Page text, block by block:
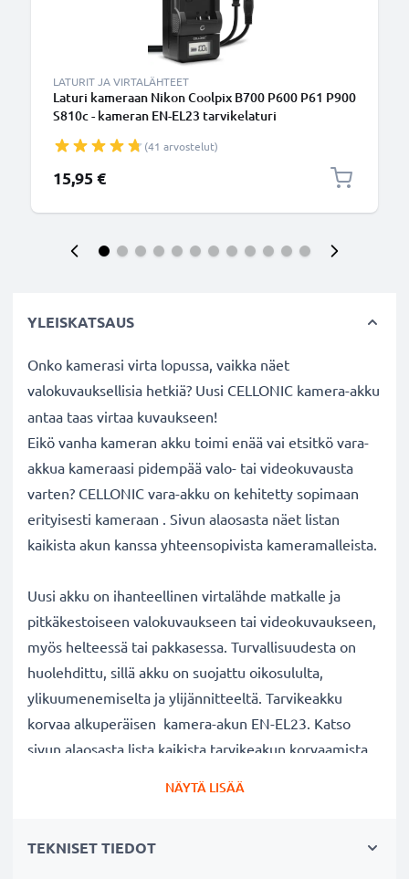
LATURIT JA VIRTALÄHTEET
Laturi kameraan Nikon Coolpix B700 P600 P61 P900
S810c - kameran EN-EL23 tarvikelaturi
(41 arvostelut)
15,95 €
YLEISKATSAUS
Onko kamerasi virta lopussa, vaikka näet
valokuvauksellisia hetkiä? Uusi CELLONIC kamera-akku
antaa taas virtaa kuvaukseen!
Eikö vanha kameran akku toimi enää vai etsitkö vara-
akkua kameraasi pidempää valo- tai videokuvausta
varten? CELLONIC vara-akku on kehitetty sopimaan
erityisesti kameraan . Sivun alaosasta näet listan
kaikista akun kanssa yhteensopivista kameramalleista.
Uusi akku on ihanteellinen virtalähde matkalle ja
pitkäkestoiseen valokuvaukseen tai videokuvaukseen,
myös helteessä tai pakkasessa. Turvallisuudesta on
huolehdittu, sillä akku on suojattu oikosululta,
ylikuumenemiselta ja ylijännitteeltä. Tarvikeakku
korvaa alkuperäisen kamera-akun EN-EL23. Katso
sivun alaosasta lista kaikista tarvikeakun korvaamista
✔100% yhteensopiva vaihtoakku
NÄYTÄ LISÄÄ
TEKNISET TIEDOT